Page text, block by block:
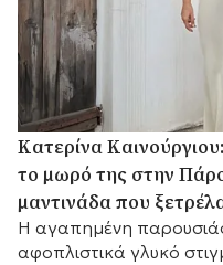
Κατερίνα
το μωρό της στην
μαντινάδα που
Η αγαπημένη
αφοπλιστικά γλυκό